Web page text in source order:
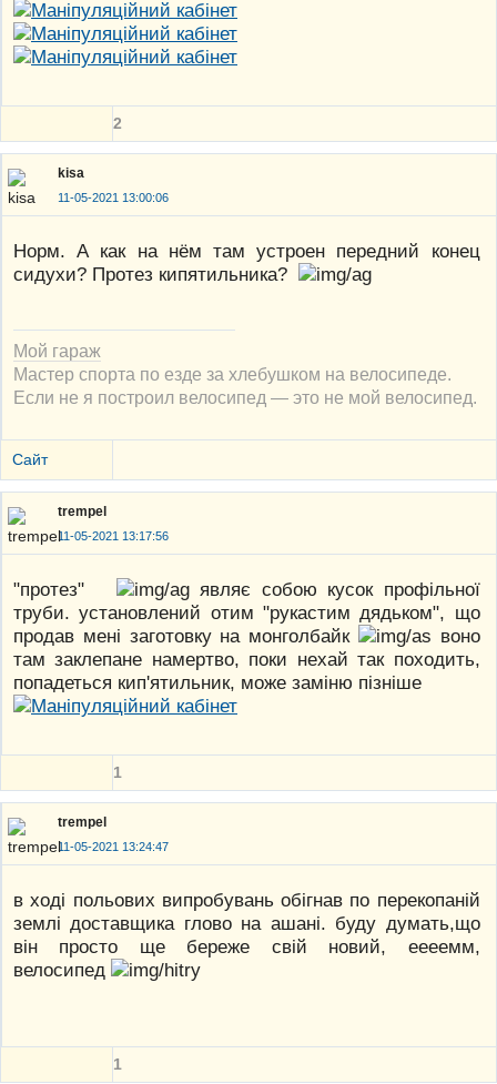
2
kisa
11-05-2021 13:00:06
Норм. А как на нём там устроен передний конец
сидухи? Протез кипятильника?
Мой гараж
Мастер спорта по езде за хлебушком на велосипеде.
Если не я построил велосипед — это не мой велосипед.
Сайт
trempel
11-05-2021 13:17:56
"протез"
являє собою кусок профільної
труби. установлений отим "рукастим дядьком", що
продав мені заготовку на монголбайк
воно
там заклепане намертво, поки нехай так походить,
попадеться кип'ятильник, може заміню пізніше
1
trempel
11-05-2021 13:24:47
в ході польових випробувань обігнав по перекопаній
землі доставщика глово на ашані. буду думать,що
він просто ще береже свій новий, еееемм,
велосипед
1